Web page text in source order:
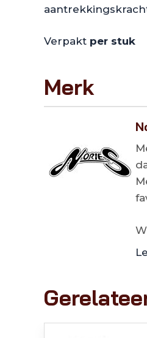
Verpakt per stuk
Merk